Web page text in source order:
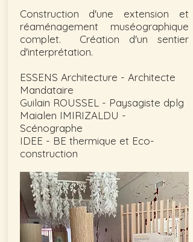
Construction d'une extension et
réaménagement muséographique
complet. Création d'un sentier
d'interprétation.
ESSENS Architecture - Architecte
Mandataire
Guilain ROUSSEL - Paysagiste dplg
Maialen IMIRIZALDU -
Scénographe
IDEE - BE thermique et Eco-
construction